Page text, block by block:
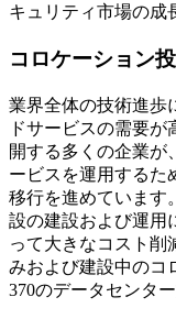
キュリティ市場の成
コロケーション
業界全体の技術進歩
ドサービスの需要
開する多くの企業が
ービスを運用するた
移行を進めています
設の建設および運用
って大きなコスト削
みおよび建設中のコ
370のデータセンタ